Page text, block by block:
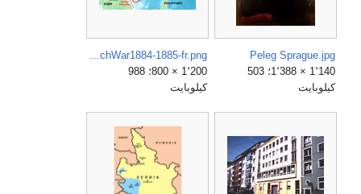
Peleg Sprague.jpg
1٬140 × 1٬388؛ 503
كيلوبايت
1٬200 × 800؛ 988
كيلوبايت